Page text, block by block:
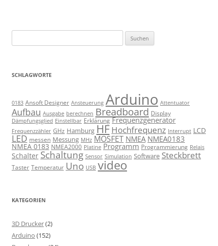
nach:
SCHLAGWORTE
0183 Ansoft Designer Ansteuerung Arduino Attentuator
Aufbau Ausgabe berechnen Breadboard Display
Dämpfungsglied Einstellbar Erklärung Frequenzgenerator
Frequenzzähler GHz Hamburg HF Hochfrequenz Interrupt LCD
LED messen Messung MHz MOSFET NMEA NMEA0183
NMEA 0183 NMEA2000 Platine Programm Programmierung Relais
Schalter Schaltung Sensor Simulation Software Steckbrett
Taster Temperatur Uno USB video
KATEGORIEN
3D Drucker(2)
Arduino (152)